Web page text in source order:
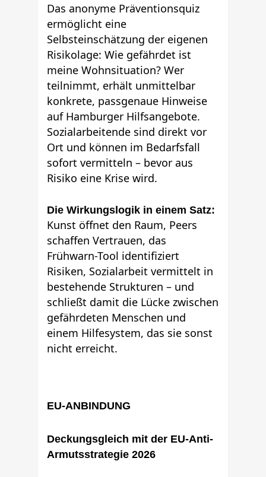
Das anonyme Präventionsquiz
ermöglicht eine
Selbsteinschätzung der eigenen
Risikolage: Wie gefährdet ist
meine Wohnsituation? Wer
teilnimmt, erhält unmittelbar
konkrete, passgenaue Hinweise
auf Hamburger Hilfsangebote.
Sozialarbeitende sind direkt vor
Ort und können im Bedarfsfall
sofort vermitteln – bevor aus
Risiko eine Krise wird.
Die Wirkungslogik in einem Satz:
Kunst öffnet den Raum, Peers
schaffen Vertrauen, das
Frühwarn-Tool identifiziert
Risiken, Sozialarbeit vermittelt in
bestehende Strukturen – und
schließt damit die Lücke zwischen
gefährdeten Menschen und
einem Hilfesystem, das sie sonst
nicht erreicht.
EU-ANBINDUNG
Deckungsgleich mit der EU-Anti-
Armutsstrategie 2026